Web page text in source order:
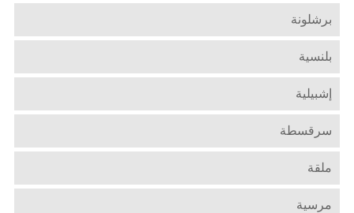
برشلونة
بلنسية
إشبيلية
سرقسطة
ملقة
مرسية